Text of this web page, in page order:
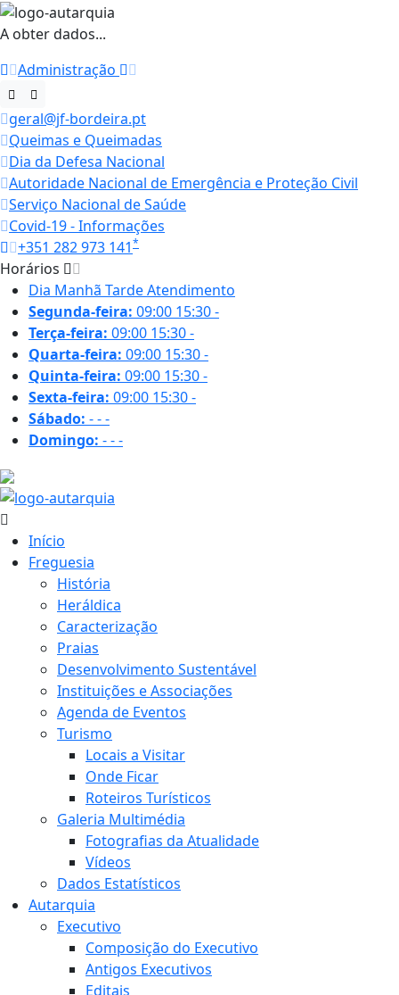
A obter dados...
Administração
geral@jf-bordeira.pt
Queimas e Queimadas
Dia da Defesa Nacional
Autoridade Nacional de Emergência e Proteção Civil
Serviço Nacional de Saúde
Covid-19 - Informações
+351 282 973 141*
Horários
Dia Manhã TardeAtendimento
Segunda-feira: 09:00 15:30-
Terça-feira: 09:00 15:30-
Quarta-feira: 09:00 15:30-
Quinta-feira: 09:00 15:30-
Sexta-feira: 09:00 15:30-
Sábado: ---
Domingo: ---
Início
Freguesia
História
Heráldica
Caracterização
Praias
Desenvolvimento Sustentável
Instituições e Associações
Agenda de Eventos
Turismo
Locais a Visitar
Onde Ficar
Roteiros Turísticos
Galeria Multimédia
Fotografias da Atualidade
Vídeos
Dados Estatísticos
Autarquia
Executivo
Composição do Executivo
Antigos Executivos
Editais